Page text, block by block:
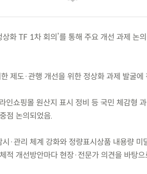
화 TF 1차 회의’를 통해 주요 개선 과제 논
제도·관행 개선을 위한 정상화 과제 발굴에
쇼핑몰 원산지 표시 정비 등 국민 체감형
점 논의되었음.
·관리 체계 강화와 정량표시상품 내용량 미
적 개선방안마다 현장·전문가 의견을 바탕으